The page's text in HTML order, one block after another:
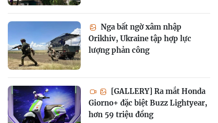
Nga bất ngờ xâm nhập
Orikhiv, Ukraine tập hợp lực
lượng phản công
[GALLERY] Ra mắt Honda
Giorno+ đặc biệt Buzz Lightyear,
hơn 59 triệu đồng